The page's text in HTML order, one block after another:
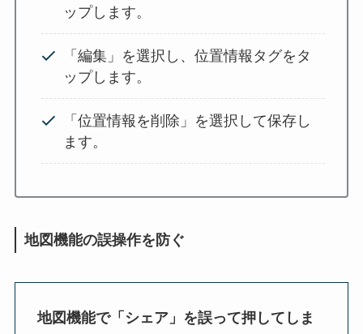
ップします。
「編集」を選択し、位置情報タグをタ
ップします。
「位置情報を削除」を選択して保存し
ます。
地図機能の誤操作を防ぐ
地図機能で「シェア」を誤って押してしま